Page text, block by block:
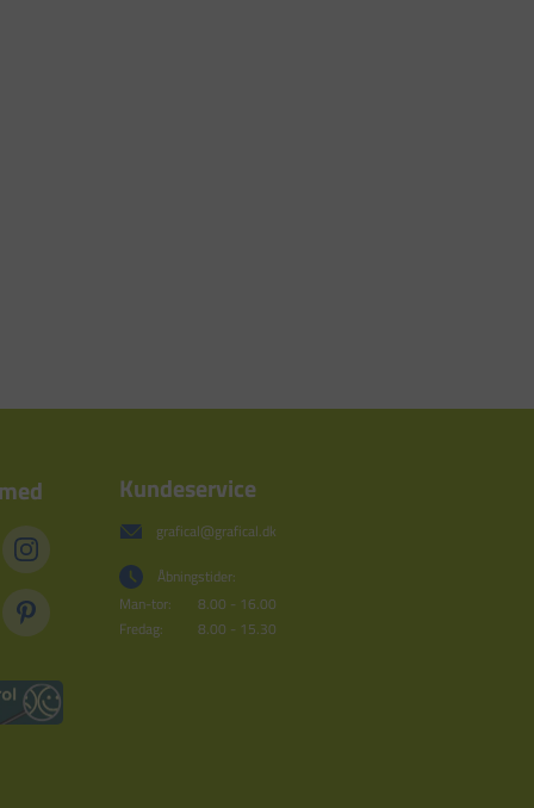
Kundeservice
grafical@grafical.dk
Åbningstider:
Man-tor:
8.00 - 16.00
Fredag:
8.00 - 15.30